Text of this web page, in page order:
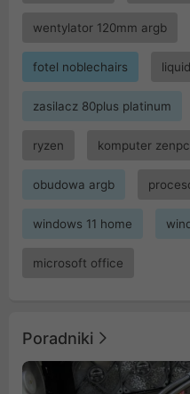
wentylator 120mm argb
fotel noblechairs
zasilacz 80plus platinum
ryzen komputer zenpc
obudowa argb
windows 11 home
microsoft office
Poradniki